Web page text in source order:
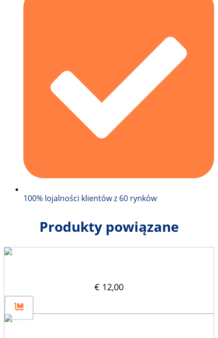
100% lojalności klientów z 60 rynków
Produkty powiązane
€ 12,00